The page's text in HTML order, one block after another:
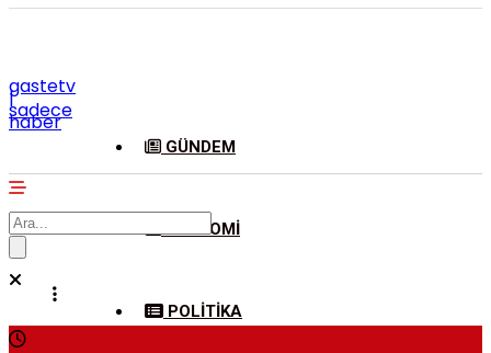
gastetv
|
sadece
haber
GÜNDEM
EKONOMI
POLITIKA